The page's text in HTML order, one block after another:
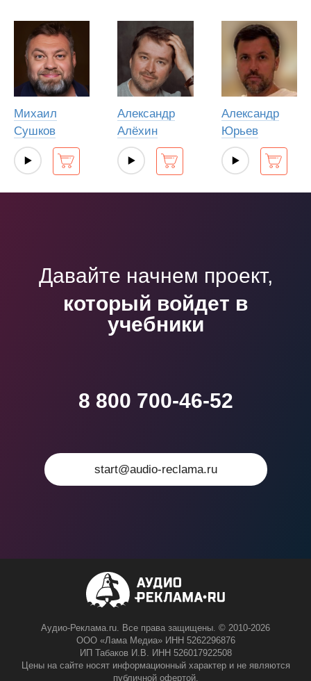
Михаил
Сушков
Александр
Алёхин
Александр
Юрьев
Давайте начнем проект,
который войдет в
учебники
8 800 700-46-52
start@audio-reclama.ru
Аудио-Реклама.ru. Все права защищены. © 2010-2026
ООО «Лама Медиа» ИНН 5262296876
ИП Табаков И.В. ИНН 526017922508
Цены на сайте носят информационный характер и не являются
публичной офертой.